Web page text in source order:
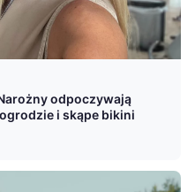
odpoczywają
i skąpe bikini